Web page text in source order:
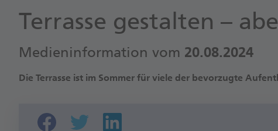
Terrasse gestalten –
Medieninformation vom 20.08.2024
Die Terrasse ist im Sommer für viele der bevorzugte